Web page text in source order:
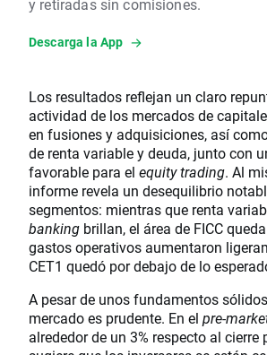
y retiradas sin comisiones.
Descarga la App
Los resultados reflejan un claro
actividad de los mercados de
en fusiones y adquisiciones, así
de renta variable y deuda, junto con
favorable para el equity trading. Al
informe revela un desequilibrio
segmentos: mientras que renta
banking brillan, el área de FICC
gastos operativos aumentaron
CET1 quedó por debajo de lo
A pesar de unos fundamentos
mercado es prudente. En el
alrededor de un 3% respecto al cierre